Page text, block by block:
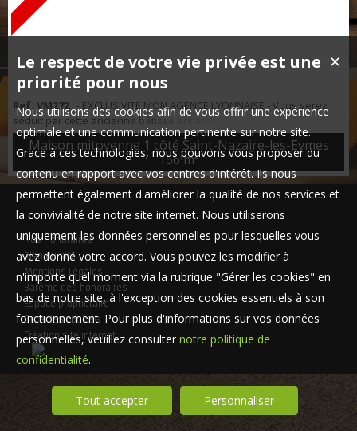
Ref. VM272: - EXCLUSIVITE MON AGENCE LYONNAISE - Vous serez
séduit par cette ancienne bâtisse entièrement rénovée. Située en
bordure de la route de Chambéry vous serez séduit par cette
maison de ville qui cache un patio de 20 m² et un jardin de 40 m² au
calme. Une grande cuisine ouverte / salle à mangé de 30 m²
donnant sur un salon de 29m² avec bar et cheminée. Une salle
d'eau / buanderie co...
Maison mitoyenne 1 côté Saint-Nazaire-les-Eymes
156 m²
Nos Honoraires
Plan du site
Mentions Légales
Barème des honoraires
Espace propriétaire
Gérer les cookies
Création site internet
✕
Le respect de votre vie privée est une
priorité pour nous
Nous utilisons des cookies afin de vous offrir une expérience
optimale et une communication pertinente sur notre site.
Grace à ces technologies, nous pouvons vous proposer du
contenu en rapport avec vos centres d'intérêt. Ils nous
permettent également d'améliorer la qualité de nos services et
la convivialité de notre site internet. Nous utiliserons
uniquement les données personnelles pour lesquelles vous
avez donné votre accord. Vous pouvez les modifier à
n'importe quel moment via la rubrique "Gérer les cookies" en
bas de notre site, à l'exception des cookies essentiels à son
fonctionnement. Pour plus d'informations sur vos données
personnelles, veuillez consulter notre politique de
confidentialité.
Tout accepter Personnaliser